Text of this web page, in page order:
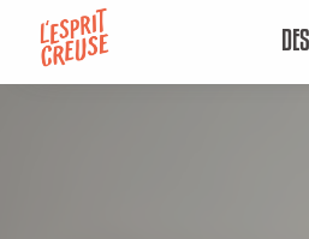
contenu